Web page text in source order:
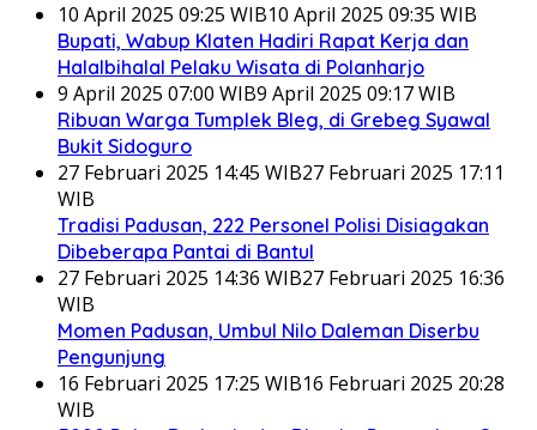
10 April 2025 09:25 WIB10 April 2025 09:35 WIB
Bupati, Wabup Klaten Hadiri Rapat Kerja dan
Halalbihalal Pelaku Wisata di Polanharjo
9 April 2025 07:00 WIB9 April 2025 09:17 WIB
Ribuan Warga Tumplek Bleg, di Grebeg Syawal
Bukit Sidoguro
27 Februari 2025 14:45 WIB27 Februari 2025 17:11
WIB
Tradisi Padusan, 222 Personel Polisi Disiagakan
Dibeberapa Pantai di Bantul
27 Februari 2025 14:36 WIB27 Februari 2025 16:36
WIB
Momen Padusan, Umbul Nilo Daleman Diserbu
Pengunjung
16 Februari 2025 17:25 WIB16 Februari 2025 20:28
WIB